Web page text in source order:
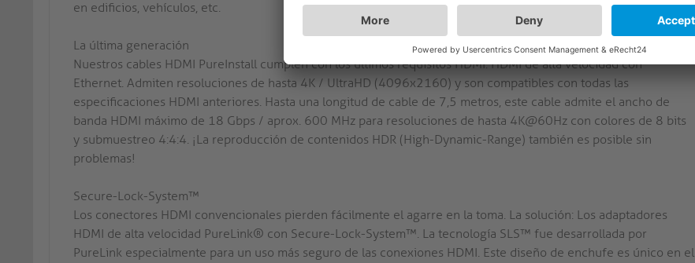
en edificios, vehículos, etc.
La última generación
Nuestros cables HDMI PureInstall cumplen con los últimos requisitos HDMI: HDMI de alta velocidad con
Ethernet. Admiten resoluciones de hasta 4K / UltraHD (4096x2160) y son compatibles con todas las
especificaciones HDMI anteriores. Hasta una longitud de cable de 7,5 metros, este cable admite el ancho de
banda HDMI máximo de 18 Gbps / aprox. 600 MHz para resoluciones de hasta 4K@60Hz con colores de 8 bits
y submuestreo 4:4:4. ¡La reproducción de contenidos HDR (High-Dynamic-Range) también es posible sin
problemas!
Secure-Lock-System™
Los conectores HDMI convencionales pierden fácilmente el agarre en la toma. La solución: Los adaptadores
HDMI de alta velocidad PureLink® con Secure-Lock-System™. La tecnología SLS™ fue desarrollada por
PureLink especialmente para un uso más seguro de las conexiones HDMI. Este diseño de enchufe es único en el